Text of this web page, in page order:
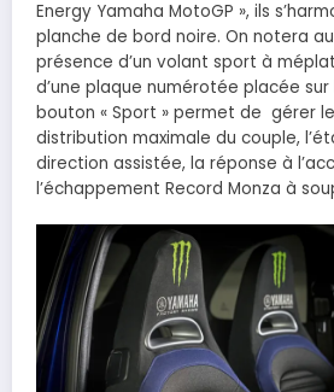
Energy Yamaha MotoGP », ils
planche de bord noire. On notera
présence d’un volant sport à
d’une plaque numérotée placée
bouton « Sport » permet de gérer
distribution maximale du couple,
direction assistée, la réponse à
l’échappement Record Monza à